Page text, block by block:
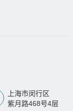
上海市闵行区
紫月路468号4层